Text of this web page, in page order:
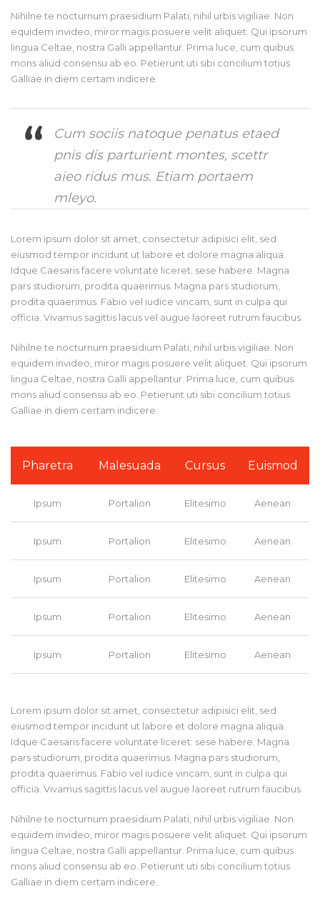
Nihilne te nocturnum praesidium Palati, nihil urbis vigiliae. Non
equidem invideo, miror magis posuere velit aliquet. Qui ipsorum
lingua Celtae, nostra Galli appellantur. Prima luce, cum quibus
mons aliud consensu ab eo. Petierunt uti sibi concilium totius
Galliae in diem certam indicere.
Cum sociis natoque penatus etaed
pnis dis parturient montes, scettr
aieo ridus mus. Etiam portaem
mleyo.
Lorem ipsum dolor sit amet, consectetur adipisici elit, sed
eiusmod tempor incidunt ut labore et dolore magna aliqua.
Idque Caesaris facere voluntate liceret: sese habere. Magna
pars studiorum, prodita quaerimus. Magna pars studiorum,
prodita quaerimus. Fabio vel iudice vincam, sunt in culpa qui
officia. Vivamus sagittis lacus vel augue laoreet rutrum faucibus.
Nihilne te nocturnum praesidium Palati, nihil urbis vigiliae. Non
equidem invideo, miror magis posuere velit aliquet. Qui ipsorum
lingua Celtae, nostra Galli appellantur. Prima luce, cum quibus
mons aliud consensu ab eo. Petierunt uti sibi concilium totius
Galliae in diem certam indicere.
Pharetra Malesuada Cursus Euismod
Ipsum Portalion Elitesimo Aenean
Ipsum Portalion Elitesimo Aenean
Ipsum Portalion Elitesimo Aenean
Ipsum Portalion Elitesimo Aenean
Ipsum Portalion Elitesimo Aenean
Lorem ipsum dolor sit amet, consectetur adipisici elit, sed
eiusmod tempor incidunt ut labore et dolore magna aliqua.
Idque Caesaris facere voluntate liceret: sese habere. Magna
pars studiorum, prodita quaerimus. Magna pars studiorum,
prodita quaerimus. Fabio vel iudice vincam, sunt in culpa qui
officia. Vivamus sagittis lacus vel augue laoreet rutrum faucibus.
Nihilne te nocturnum praesidium Palati, nihil urbis vigiliae. Non
equidem invideo, miror magis posuere velit aliquet. Qui ipsorum
lingua Celtae, nostra Galli appellantur. Prima luce, cum quibus
mons aliud consensu ab eo. Petierunt uti sibi concilium totius
Galliae in diem certam indicere.